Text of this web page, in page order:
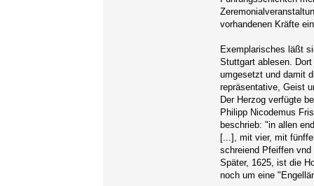
vorhandenen Kräfte
Exemplarisches läßt
Stuttgart ablesen.
umgesetzt und damit
repräsentative, Geist
Der Herzog verfügte
Philipp Nicodemus
beschrieb: "in allen
[...], mit vier, mit
schreiend Pfeiffen
Später, 1625, ist die
noch um eine